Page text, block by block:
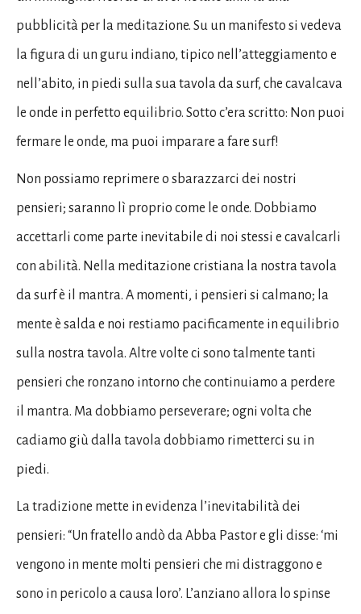
pubblicità per la meditazione. Su un manifesto si vedeva
la figura di un guru indiano, tipico nell’atteggiamento e
nell’abito, in piedi sulla sua tavola da surf, che cavalcava
le onde in perfetto equilibrio. Sotto c’era scritto: Non puoi
fermare le onde, ma puoi imparare a fare surf!
Non possiamo reprimere o sbarazzarci dei nostri
pensieri; saranno lì proprio come le onde. Dobbiamo
accettarli come parte inevitabile di noi stessi e cavalcarli
con abilità. Nella meditazione cristiana la nostra tavola
da surf è il mantra. A momenti, i pensieri si calmano; la
mente è salda e noi restiamo pacificamente in equilibrio
sulla nostra tavola. Altre volte ci sono talmente tanti
pensieri che ronzano intorno che continuiamo a perdere
il mantra. Ma dobbiamo perseverare; ogni volta che
cadiamo giù dalla tavola dobbiamo rimetterci su in
piedi.
La tradizione mette in evidenza l’inevitabilità dei
pensieri: “Un fratello andò da Abba Pastor e gli disse: ‘mi
vengono in mente molti pensieri che mi distraggono e
sono in pericolo a causa loro’. L’anziano allora lo spinse